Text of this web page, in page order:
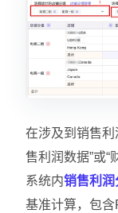
在涉及到销售利
售利润数据”或“
系统内销售利润
基准计算，包